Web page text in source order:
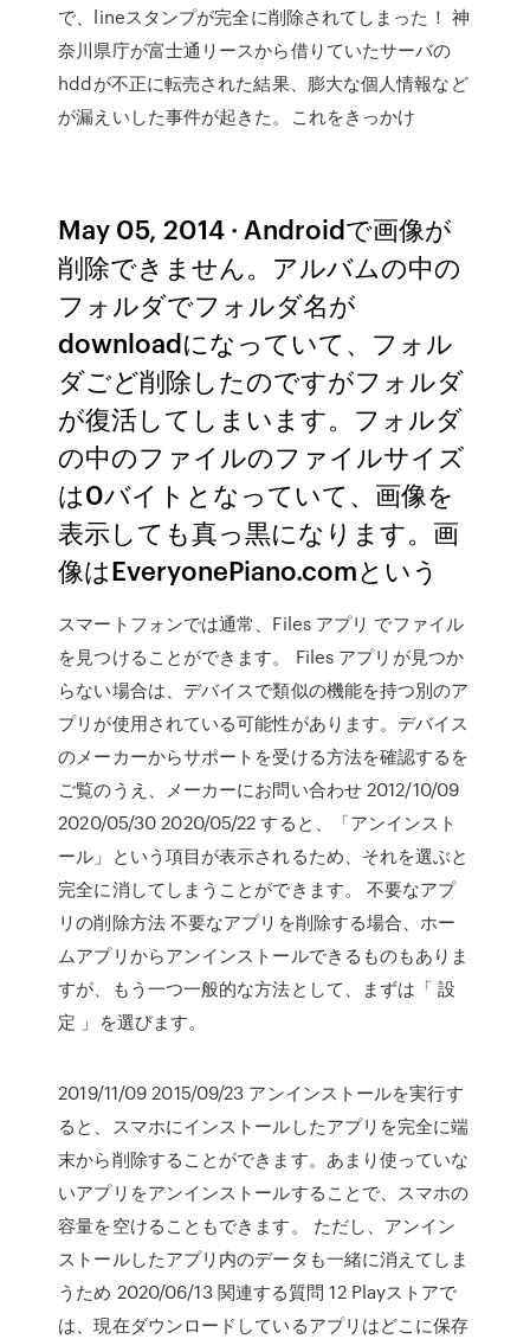
で、lineスタンプが完全に削除されてしまった！ 神
奈川県庁が富士通リースから借りていたサーバの
hddが不正に転売された結果、膨大な個人情報など
が漏えいした事件が起きた。これをきっかけ
May 05, 2014 · Androidで画像が
削除できません。アルバムの中の
フォルダでフォルダ名が
downloadになっていて、フォル
ダごど削除したのですがフォルダ
が復活してしまいます。フォルダ
の中のファイルのファイルサイズ
は0バイトとなっていて、画像を
表示しても真っ黒になります。画
像はEveryonePiano.comという
スマートフォンでは通常、Files アプリ でファイル
を見つけることができます。 Files アプリが見つか
らない場合は、デバイスで類似の機能を持つ別のア
プリが使用されている可能性があります。デバイス
のメーカーからサポートを受ける方法を確認するを
ご覧のうえ、メーカーにお問い合わせ 2012/10/09
2020/05/30 2020/05/22 すると、「アンインスト
ール」という項目が表示されるため、それを選ぶと
完全に消してしまうことができます。 不要なアプ
リの削除方法 不要なアプリを削除する場合、ホー
ムアプリからアンインストールできるものもありま
すが、もう一つ一般的な方法として、まずは「 設
定 」を選びます。
2019/11/09 2015/09/23 アンインストールを実行す
ると、スマホにインストールしたアプリを完全に端
末から削除することができます。あまり使っていな
いアプリをアンインストールすることで、スマホの
容量を空けることもできます。 ただし、アンイン
ストールしたアプリ内のデータも一緒に消えてしま
うため 2020/06/13 関連する質問 12 Playストアで
は、現在ダウンロードしているアプリはどこに保存